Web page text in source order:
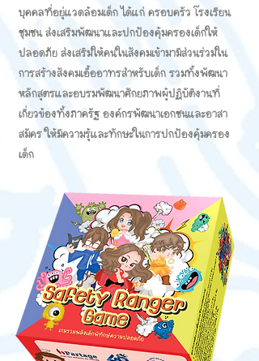
บุคคลที่อยู่แวดล้อมเด็ก ได้แก่ ครอบครัว โรงเรียน
ชุมชน ส่งเสริมพัฒนาและปกป้องคุ้มครองเด็กให้
ปลอดภัย ส่งเสริมให้คนในสังคมเข้ามามีส่วนร่วมใน
การสร้างสังคมเอื้ออาทรสำหรับเด็ก รวมทั้งพัฒนา
หลักสูตรและอบรมพัฒนาศักยภาพผู้ปฏิบัติงานที่
เกี่ยวข้องทั้งภาครัฐ องค์กรพัฒนาเอกชนและอาสา
สมัคร ให้มีความรู้และทักษะในการปกป้องคุ้มครอง
เด็ก